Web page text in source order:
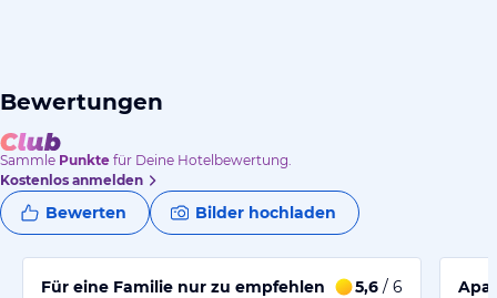
Bewertungen
Sammle Punkte für Deine Hotelbewertung.
Kostenlos anmelden
Bewerten Bilder hochladen
Für eine Familie nur zu empfehlen 5,6 / 6